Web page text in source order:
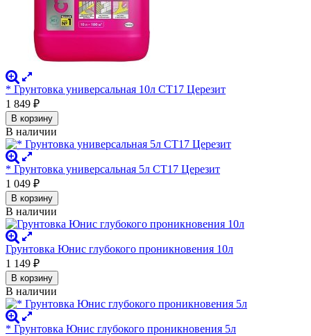
* Грунтовка универсальная 10л СТ17 Церезит
1 849 ₽
В корзину
В наличии
* Грунтовка универсальная 5л СТ17 Церезит
1 049 ₽
В корзину
В наличии
Грунтовка Юнис глубокого проникновения 10л
1 149 ₽
В корзину
В наличии
* Грунтовка Юнис глубокого проникновения 5л